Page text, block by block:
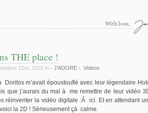
THE place !
21st, 2010 in - J'ADORE - Videos
Doritos m’avait époustouflé avec leur légendaire
que j’aurais du mal à me remettre de leur vidéo
réinventer la vidéo digitale :Â ici. Et en attendant
la 2D ! Sérieusement çà calme.